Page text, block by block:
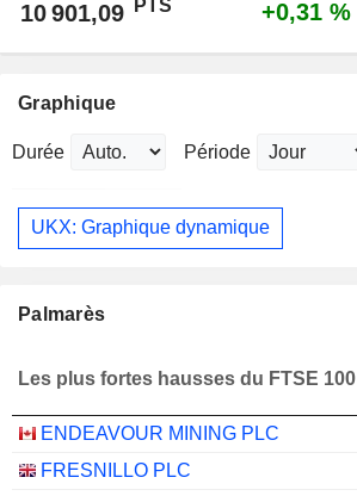
10 901,09 PTS +0,31 %
Graphique
Durée Période
UKX: Graphique dynamique
Palmarès
Les plus fortes hausses du FTSE 100
ENDEAVOUR MINING PLC
FRESNILLO PLC